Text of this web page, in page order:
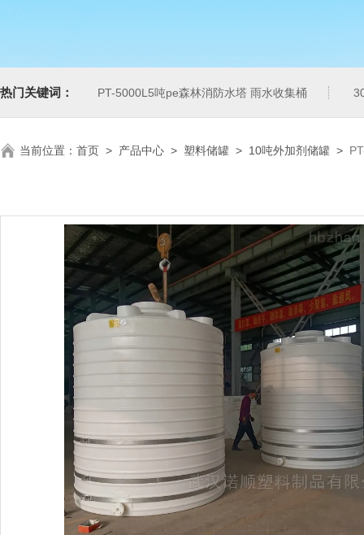
热门关键词： PT-5000L5吨pe森林消防水塔 雨水收集桶
当前位置： 首页 > 产品中心 > 塑料储罐 > 10吨外加剂储罐 >